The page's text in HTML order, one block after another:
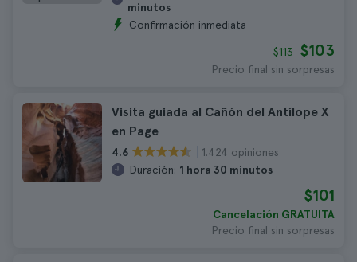
minutos
Confirmación inmediata
$113 $103
Precio final sin sorpresas
Visita guiada al Cañón del Antílope X
en Page
4.6
1.424 opiniones
Duración: 1 hora 30 minutos
$101
Cancelación GRATUITA
Precio final sin sorpresas